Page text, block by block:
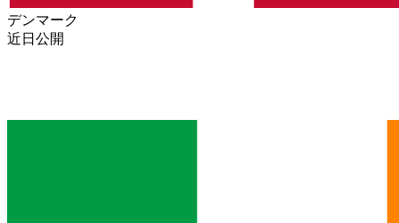
デンマーク
近日公開